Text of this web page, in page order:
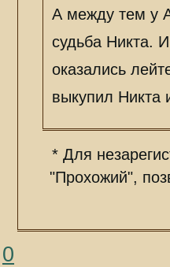
А между тем у
судьба Никта.
оказались
выкупил
* Для
"Прохожий",
0